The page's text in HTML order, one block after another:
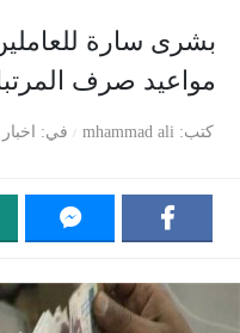
بشرى سارة
مواعيد صرف
كتب mhammad ali في